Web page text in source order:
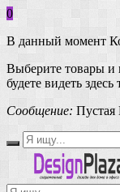
0
В данный момент
Выберите товары и
будете видеть
Сообщение: Пустая